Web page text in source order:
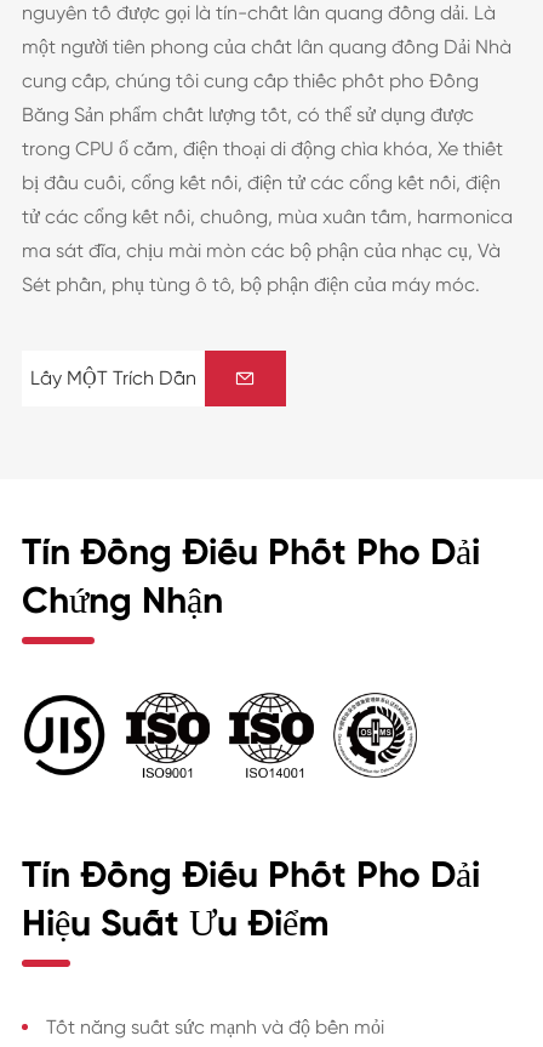
nguyên tố được gọi là tín-chất lân quang đồng dải. Là
một người tiên phong của chất lân quang đồng Dải Nhà
cung cấp, chúng tôi cung cấp thiếc phốt pho Đồng
Băng Sản phẩm chất lượng tốt, có thể sử dụng được
trong CPU ổ cắm, điện thoại di động chìa khóa, Xe thiết
bị đầu cuối, cổng kết nối, điện tử các cổng kết nối, điện
tử các cổng kết nối, chuông, mùa xuân tấm, harmonica
ma sát đĩa, chịu mài mòn các bộ phận của nhạc cụ, Và
Sét phần, phụ tùng ô tô, bộ phận điện của máy móc.
Lấy MỘT Trích Dẫn 
Tín Đồng Điếu Phốt Pho Dải
Chứng Nhận
Tín Đồng Điếu Phốt Pho Dải
Hiệu Suất Ưu Điểm
Tốt năng suất sức mạnh và độ bền mỏi